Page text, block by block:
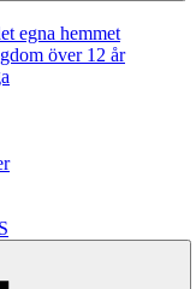
egna hemmet
över 12 år